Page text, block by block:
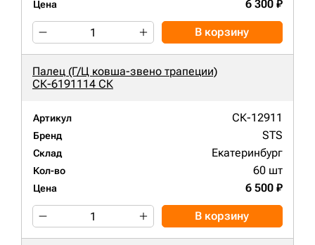
Цена 6 300 ₽
В корзину
Палец (Г/Ц ковша-звено трапеции)
СК-6191114 СК
Артикул СК-12911
Бренд STS
Склад Екатеринбург
Кол-во 60 шт
Цена 6 500 ₽
В корзину